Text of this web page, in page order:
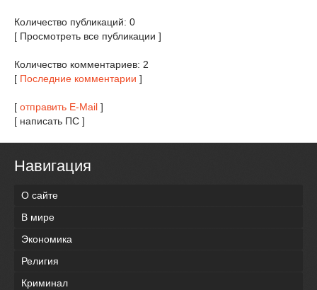
Количество публикаций: 0
[ Просмотреть все публикации ]
Количество комментариев: 2
[ Последние комментарии ]
[ отправить E-Mail ]
[ написать ПС ]
Навигация
О сайте
В мире
Экономика
Религия
Криминал